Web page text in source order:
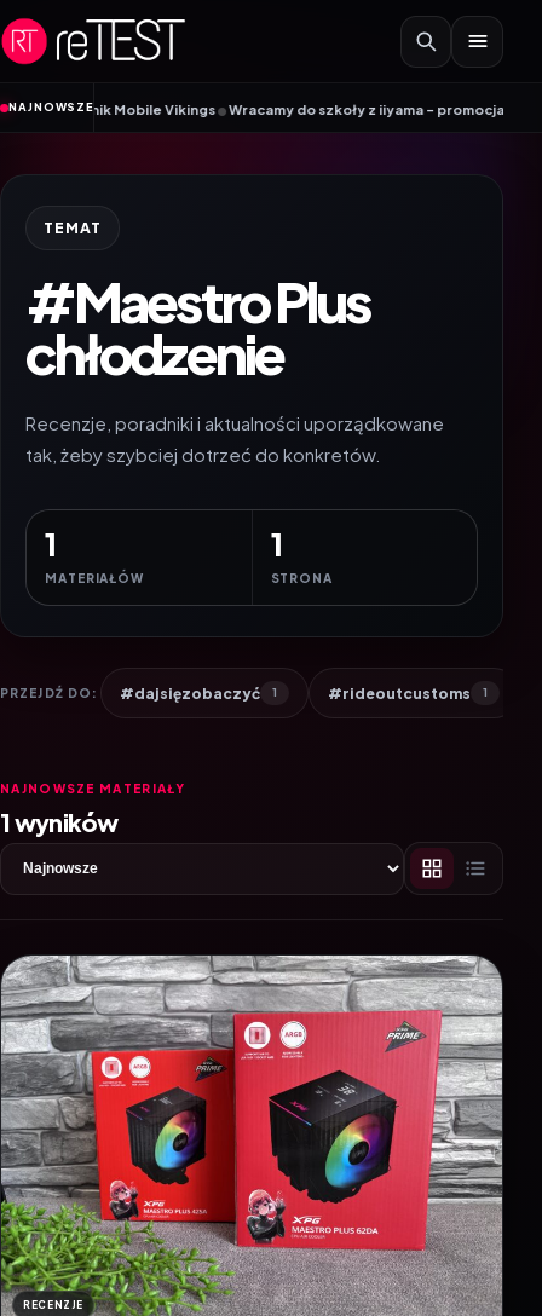
Przejdź do treści
NAJNOWSZE
Mobile Vikings•Wracamy do szkoły z iiyama – promocja Back to
TEMAT
#Maestro Plus
chłodzenie
Recenzje, poradniki i aktualności uporządkowane
tak, żeby szybciej dotrzeć do konkretów.
1
MATERIAŁÓW
1
STRONA
PRZEJDŹ DO: #dajsięzobaczyć 1 #rideoutcustoms 1
NAJNOWSZE MATERIAŁY
1 wyników
RECENZJE